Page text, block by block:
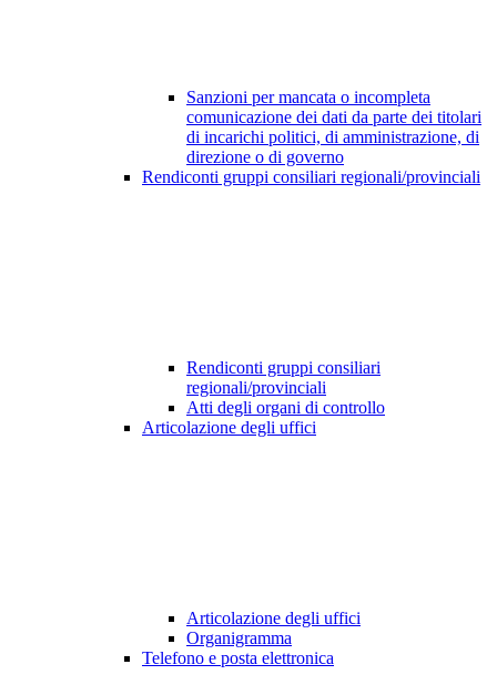
Sanzioni per mancata o incompleta
comunicazione dei dati da parte dei titolari
di incarichi politici, di amministrazione, di
direzione o di governo
Rendiconti gruppi consiliari regionali/provinciali
Rendiconti gruppi consiliari
regionali/provinciali
Atti degli organi di controllo
Articolazione degli uffici
Articolazione degli uffici
Organigramma
Telefono e posta elettronica